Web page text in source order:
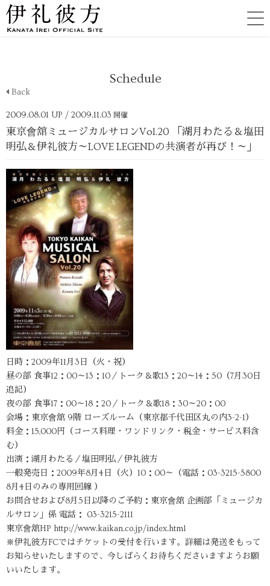
Schedule
Back
2009.08.01 UP / 2009.11.03 開催
東京會舘ミュージカルサロンVol.20 「湖月わたる＆塩田
明弘＆伊礼彼方～LOVE LEGENDの共演者が再び！～」
日時：2009年11月3日（火・祝）
昼の部 食事12：00～13：10／トーク＆歌13：20～14：50（7月30日
追記）
夜の部 食事17：00～18：20／トーク＆歌18：30～20：00
会場：東京會舘 9階 ローズルーム（東京都千代田区丸の内3-2-1）
料金：15,000円（コース料理・ワンドリンク・税金・サービス料含
む）
出演：湖月わたる／塩田明弘／伊礼彼方
一般発売日：2009年8月4日（火）10：00～（電話：03-3215-5800
8月4日のみの専用回線 ）
お問合せおよび8月5日以降のご予約：東京會舘 企画部「ミュージカ
ルサロン」係 電話： 03-3215-2111
東京會舘HP http://www.kaikan.co.jp/index.html
※伊礼彼方FCではチケットの受付を行います。詳細は発送をもって
お知らせいたしますので、今しばらくお待ちくださいますようお願
いいたします。